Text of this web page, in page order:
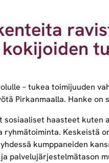
– tukea toimijuuden
Pirkanmaalla. Hanke
haasteet
Keskeistä
kumppaneiden
palvelujärjestelmätason